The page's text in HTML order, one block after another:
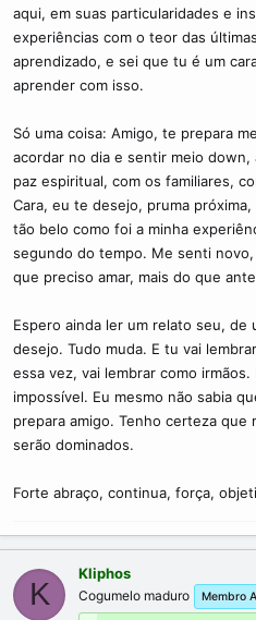
aqui, em suas particularidades e
experiências com o teor das
aprendizado, e sei que tu é um
aprender com isso.
Só uma coisa: Amigo, te prepara
acordar no dia e sentir meio down,
paz espiritual, com os familiares,
Cara, eu te desejo, pruma
tão belo como foi a minha
segundo do tempo. Me senti
que preciso amar, mais do que
Espero ainda ler um relato seu, de
desejo. Tudo muda. E tu vai
essa vez, vai lembrar como
impossível. Eu mesmo não sabia
prepara amigo. Tenho certeza
serão dominados.
Forte abraço, continua, força,
K
Kliphos
Cogumelo maduro Membro